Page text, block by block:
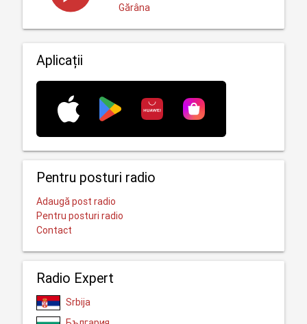
Gărâna
Aplicații
Pentru posturi radio
Adaugă post radio
Pentru posturi radio
Contact
Radio Expert
Srbija